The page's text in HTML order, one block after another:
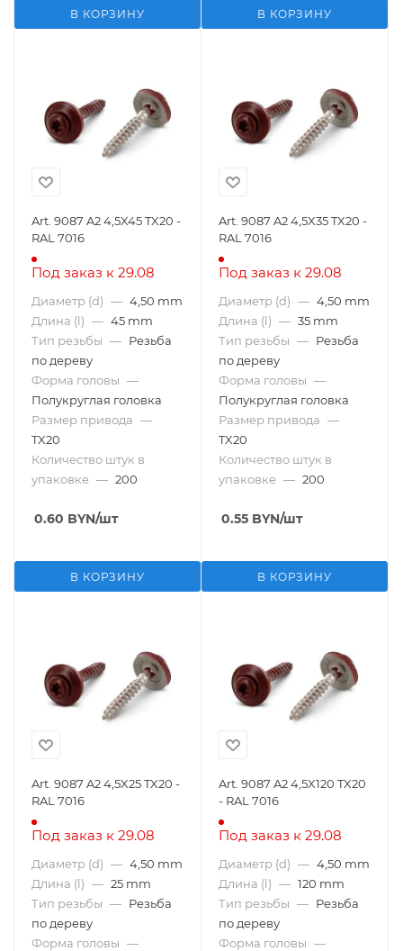
В КОРЗИНУ В КОРЗИНУ
Art. 9087 A2 4,5X45 TX20 -
RAL 7016
Под заказ к 29.08
Диаметр (d) — 4,50 mm
Длина (l) — 45 mm
Тип резьбы — Резьба
по дереву
Форма головы —
Полукруглая головка
Размер привода —
TX20
Количество штук в
упаковке — 200
0.60 BYN/шт
В КОРЗИНУ
Art. 9087 A2 4,5X35 TX20 -
RAL 7016
Под заказ к 29.08
Диаметр (d) — 4,50 mm
Длина (l) — 35 mm
Тип резьбы — Резьба
по дереву
Форма головы —
Полукруглая головка
Размер привода —
TX20
Количество штук в
упаковке — 200
0.55 BYN/шт
В КОРЗИНУ
Art. 9087 A2 4,5X25 TX20 -
RAL 7016
Под заказ к 29.08
Диаметр (d) — 4,50 mm
Длина (l) — 25 mm
Тип резьбы — Резьба
по дереву
Форма головы —
Art. 9087 A2 4,5X120 TX20
- RAL 7016
Под заказ к 29.08
Диаметр (d) — 4,50 mm
Длина (l) — 120 mm
Тип резьбы — Резьба
по дереву
Форма головы —